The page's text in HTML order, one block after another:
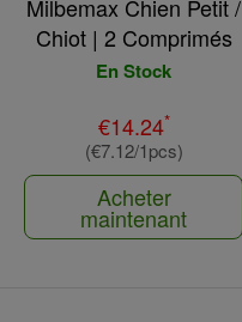
Milbemax Chien Petit /
Chiot | 2 Comprimés
En Stock
€14.24*
(€7.12/1pcs)
Acheter
maintenant